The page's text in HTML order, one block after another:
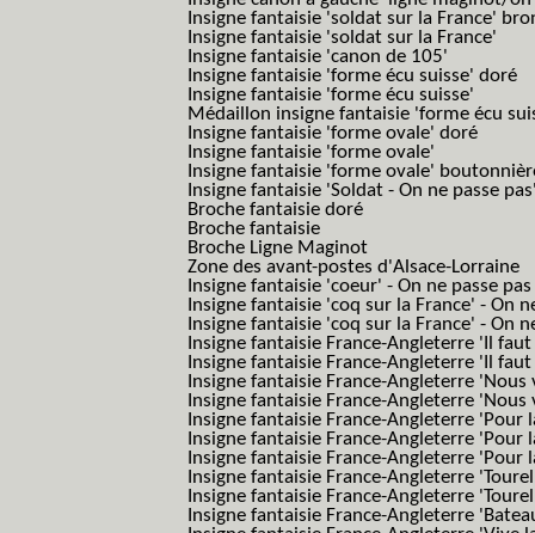
Insigne fantaisie 'soldat sur la France'
Insigne fantaisie 'soldat sur la France'
Insigne fantaisie 'canon de 105'
Insigne fantaisie 'forme écu suisse' doré
Insigne fantaisie 'forme écu suisse'
Médaillon insigne fantaisie 'forme écu
Insigne fantaisie 'forme ovale' doré
Insigne fantaisie 'forme ovale'
Insigne fantaisie 'forme ovale'
Insigne fantaisie 'Soldat - On ne passe
Broche fantaisie doré
Broche fantaisie
Broche Ligne Maginot
Zone des avant-postes d'Alsace-Lorraine
Insigne fantaisie 'coeur' - On ne passe pas
Insigne fantaisie 'coq sur la France' - On
Insigne fantaisie 'coq sur la France' - On
Insigne fantaisie France-Angleterre 'Il
Insigne fantaisie France-Angleterre 'Il
Insigne fantaisie France-Angleterre
Insigne fantaisie France-Angleterre
Insigne fantaisie France-Angleterre 'Pour
Insigne fantaisie France-Angleterre 'Pour
Insigne fantaisie France-Angleterre 'Pour
Insigne fantaisie France-Angleterre
Insigne fantaisie France-Angleterre
Insigne fantaisie France-Angleterre